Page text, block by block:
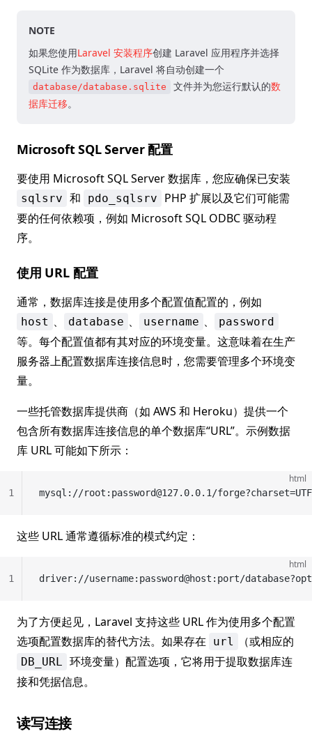
NOTE
如果您使用Laravel 安装程序创建 Laravel 应用程序并选择
SQLite 作为数据库，Laravel 将自动创建一个
database/database.sqlite 文件并为您运行默认的数
据库迁移。
Microsoft SQL Server 配置
要使用 Microsoft SQL Server 数据库，您应确保已安装
sqlsrv 和 pdo_sqlsrv
PHP 扩展以及它们可能需
要的任何依赖项，例如 Microsoft SQL ODBC 驱动程
序。
使用 URL 配置
通常，数据库连接是使用多个配置值配置的，例如
host 、 database 、 username 、 password
等。每个配置值都有其对应的环境变量。这意味着在生产
服务器上配置数据库连接信息时，您需要管理多个环境变
量。
一些托管数据库提供商（如 AWS 和 Heroku）提供一个
包含所有数据库连接信息的单个数据库“URL”。示例数据
库 URL 可能如下所示：
html
mysql://root:password@127.0.0.1/
1
这些 URL 通常遵循标准的模式约定：
html
driver://username:password@host:port/
1
为了方便起见，Laravel 支持这些 URL 作为使用多个配置
选项配置数据库的替代方法。如果存在
url （或相应的
DB_URL 环境变量）配置选项，它将用于提取数据库连
接和凭据信息。
读写连接